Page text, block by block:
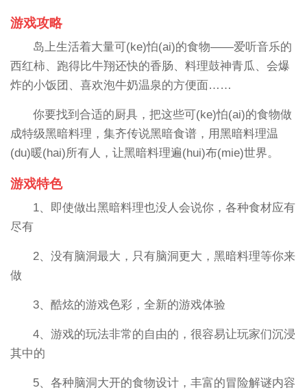
游戏攻略
岛上生活着大量可(ke)怕(ai)的食物——爱听音乐的
西红柿、跑得比牛翔还快的香肠、料理鼓神青瓜、会爆
炸的小饭团、喜欢泡牛奶温泉的方便面……
你要找到合适的厨具，把这些可(ke)怕(ai)的食物做
成特级黑暗料理，集齐传说黑暗食谱，用黑暗料理温
(du)暖(hai)所有人，让黑暗料理遍(hui)布(mie)世界。
游戏特色
1、即使做出黑暗料理也没人会说你，各种食材应有
尽有
2、没有脑洞最大，只有脑洞更大，黑暗料理等你来
做
3、酷炫的游戏色彩，全新的游戏体验
4、游戏的玩法非常的自由的，很容易让玩家们沉浸
其中的
5、各种脑洞大开的食物设计，丰富的冒险解谜内容